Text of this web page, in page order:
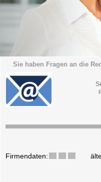
Sie haben Fragen an die
Firmendaten: